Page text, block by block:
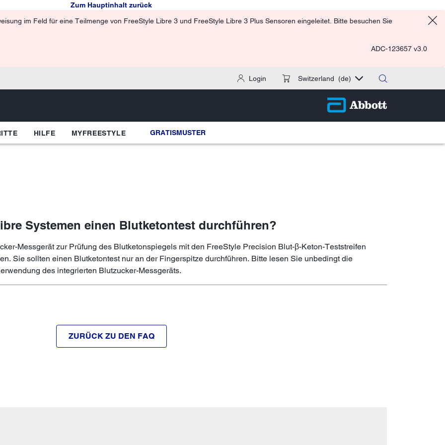
Zum Hauptinhalt zurück
im Feld für eine Teilmenge von FreeStyle Libre 3 und FreeStyle Libre 3 Plus Sensoren eingeleitet. Bitte besuchen Sie
ADC-123657 v3.0
Login Switzerland (de)
HILFE MYFREESTYLE GRATISMUSTER
Systemen einen Blutketontest durchführen?
Messgerät zur Prüfung des Blutketonspiegels mit den FreeStyle Precision Blut-β-Keton-Teststreifen
Sie sollten einen Blutketontest nur an der Fingerspitze durchführen. Bitte lesen Sie unbedingt die
des integrierten Blutzucker-Messgeräts.
ZURÜCK ZU DEN FAQ